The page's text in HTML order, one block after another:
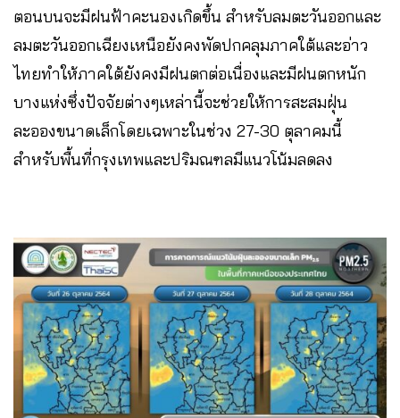
ตอนบนจะมีฝนฟ้าคะนองเกิดขึ้น สำหรับลมตะวันออกและ
ลมตะวันออกเฉียงเหนือยังคงพัดปกคลุมภาคใต้และอ่าว
ไทยทำให้ภาคใต้ยังคงมีฝนตกต่อเนื่องและมีฝนตกหนัก
บางแห่งซึ่งปัจจัยต่างๆเหล่านี้จะช่วยให้การสะสมฝุ่น
ละอองขนาดเล็กโดยเฉพาะในช่วง 27-30 ตุลาคมนี้
สำหรับพื้นที่กรุงเทพและปริมณฑลมีแนวโน้มลดลง